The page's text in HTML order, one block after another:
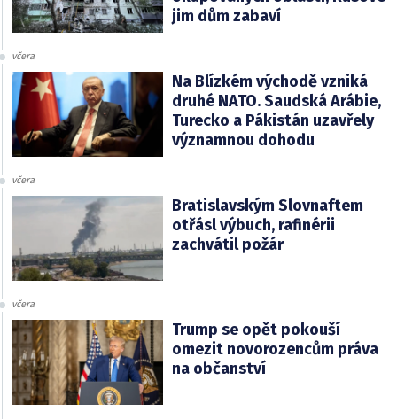
jim dům zabaví
včera
Na Blízkém východě vzniká
druhé NATO. Saudská Arábie,
Turecko a Pákistán uzavřely
významnou dohodu
včera
Bratislavským Slovnaftem
otřásl výbuch, rafinérii
zachvátil požár
včera
Trump se opět pokouší
omezit novorozencům práva
na občanství